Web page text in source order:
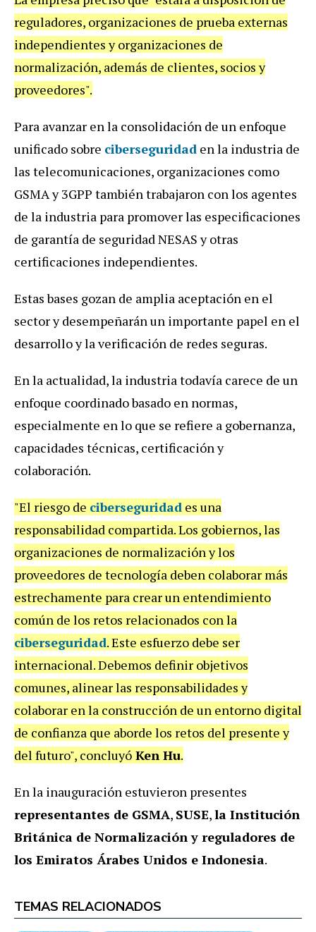
reguladores, organizaciones de prueba externas
independientes y organizaciones de
normalización, además de clientes, socios y
proveedores".
Para avanzar en la consolidación de un enfoque
unificado sobre ciberseguridad en la industria de
las telecomunicaciones, organizaciones como
GSMA y 3GPP también trabajaron con los agentes
de la industria para promover las especificaciones
de garantía de seguridad NESAS y otras
certificaciones independientes.
Estas bases gozan de amplia aceptación en el
sector y desempeñarán un importante papel en el
desarrollo y la verificación de redes seguras.
En la actualidad, la industria todavía carece de un
enfoque coordinado basado en normas,
especialmente en lo que se refiere a gobernanza,
capacidades técnicas, certificación y
colaboración.
"El riesgo de ciberseguridad es una
responsabilidad compartida. Los gobiernos, las
organizaciones de normalización y los
proveedores de tecnología deben colaborar más
estrechamente para crear un entendimiento
común de los retos relacionados con la
ciberseguridad. Este esfuerzo debe ser
internacional. Debemos definir objetivos
comunes, alinear las responsabilidades y
colaborar en la construcción de un entorno digital
de confianza que aborde los retos del presente y
del futuro", concluyó Ken Hu.
En la inauguración estuvieron presentes
representantes de GSMA, SUSE,la Institución
Británica de Normalización y reguladores de
los Emiratos Árabes Unidos e Indonesia.
TEMAS RELACIONADOS